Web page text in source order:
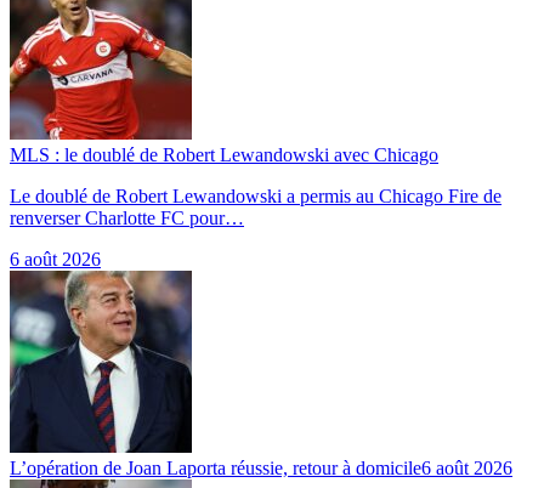
MLS : le doublé de Robert Lewandowski avec Chicago
Le doublé de Robert Lewandowski a permis au Chicago Fire de
renverser Charlotte FC pour…
6 août 2026
L’opération de Joan Laporta réussie, retour à domicile6 août 2026